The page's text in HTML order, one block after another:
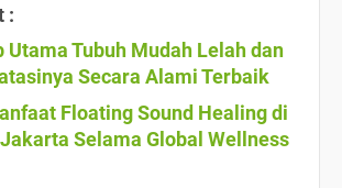
:
Utama Tubuh Mudah Lelah dan
Secara Alami Terbaik
Floating Sound Healing di
Selama Global Wellness